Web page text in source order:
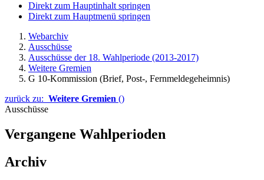
Direkt zum Hauptinhalt springen
Direkt zum Hauptmenü springen
Webarchiv
Ausschüsse
Ausschüsse der 18. Wahlperiode (2013-2017)
Weitere Gremien
G 10-Kommission (Brief, Post-, Fernmeldegeheimnis)
zurück zu: Weitere Gremien ()
Ausschüsse
Vergangene Wahlperioden
Archiv